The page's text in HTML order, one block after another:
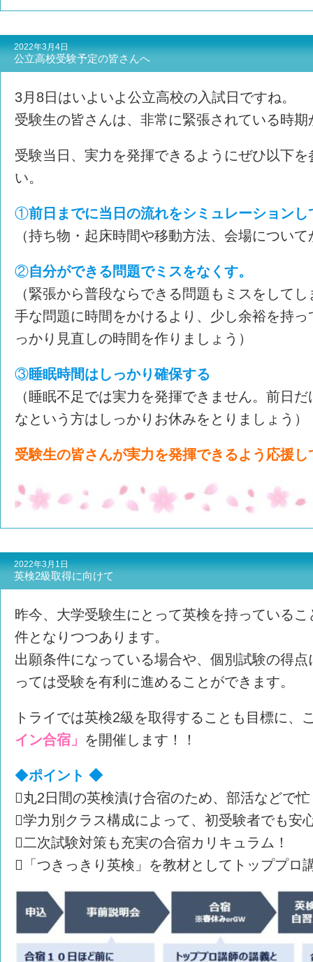
2022年3月4日
公立高校受験予定の皆さんへ
3月8日はいよいよ公立高校の入試日ですね。
受験生の皆さんは、非常に緊張されている時
受験当日、実力を発揮できるようにぜひ以下
い。
①前日までに当日の流れをシミュレーションし
（持ち物・起床時間や移動方法、会場につい
②自分ができる問題でミスをなくす。
（緊張から普段ならできる問題もミスをして
手な問題に時間をかけるより、少し余裕を持
っかり見直しの時間を作りましょう）
③睡眠時間はしっかり確保する
（睡眠不足では実力を発揮できません。前日
なという方はしっかりお休みをとりましょう）
受験生の皆さんが実力を発揮できるよう応援し
2022年3月1日
英検2級取得に向けて
昨今、大学受験生にとって英検を持っている
件となりつつあります。
出願条件になっている場合や、個別試験の得
っては受験を有利に進めることができます。
トライでは英検2級を取得することも目標に、
イン合宿」 を開催します！！
◆ポイント ◆
丸2日間の英検漬け合宿のため、部活などで
学力別クラス構成によって、初受験者でも安
二次試験対策も充実の合宿カリキュラム！
「つきっきり英検」を教材としてトッププロ